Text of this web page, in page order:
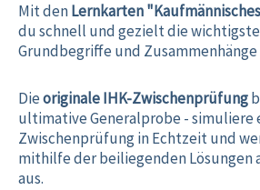
Mit denLernkarten
du schnell und gezielt die
Grundbegriffe und Zusammenhänge
Dieoriginale IHK-Zwischenprüfung
ultimative Generalprobe - simuliere
Zwischenprüfung in Echtzeit und
mithilfe der beiliegenden Lösungen
aus.